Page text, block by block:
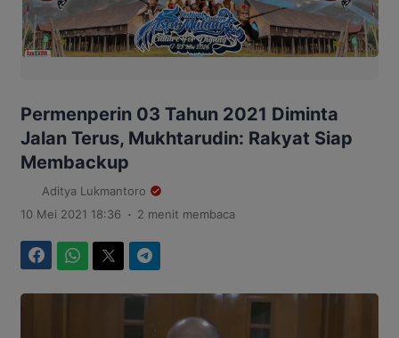
Permenperin 03 Tahun 2021 Diminta
Jalan Terus, Mukhtarudin: Rakyat Siap
Membackup
Aditya Lukmantoro
10 Mei 2021 18:36 . 2 menit membaca